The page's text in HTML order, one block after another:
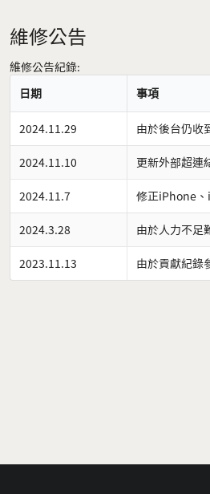
維修公告
維修公告紀錄:
日期
事項
2024.11.29 由於後台仍收
2024.11.10 更新外部超連
2024.11.7 修正iPhone、
2024.3.28 由於人力不足
2023.11.13 由於貢獻紀錄